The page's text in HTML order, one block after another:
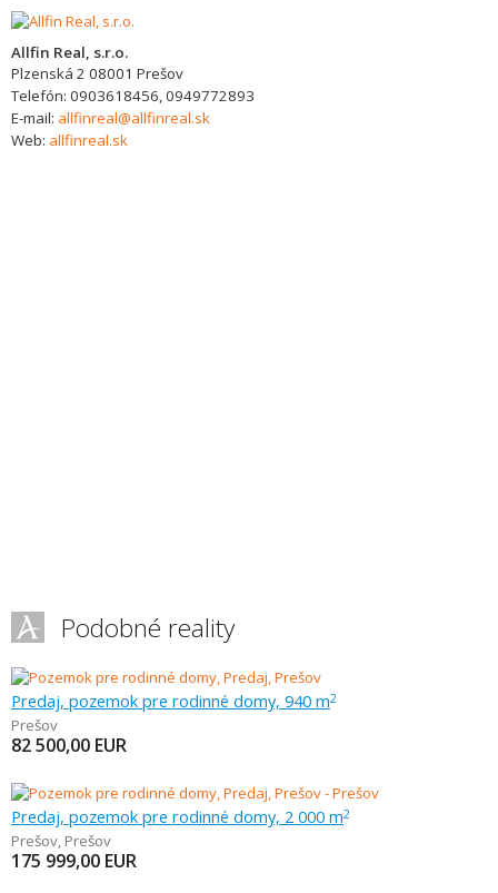
Allfin Real, s.r.o.
Plzenská 2 08001 Prešov
Telefón: 0903618456, 0949772893
E-mail: allfinreal@allfinreal.sk
Web: allfinreal.sk
Podobné reality
Predaj, pozemok pre rodinné domy, 940 m2
Prešov
82 500,00 EUR
Predaj, pozemok pre rodinné domy, 2 000 m2
Prešov, Prešov
175 999,00 EUR